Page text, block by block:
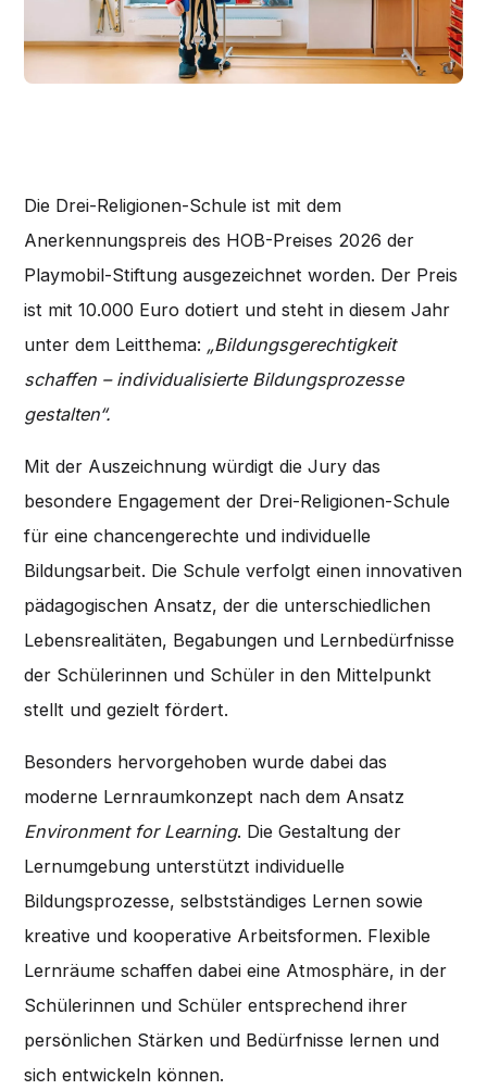
Die Drei-Religionen-Schule ist mit dem
Anerkennungspreis des HOB-Preises 2026 der
Playmobil-Stiftung ausgezeichnet worden. Der Preis
ist mit 10.000 Euro dotiert und steht in diesem Jahr
unter dem Leitthema: „Bildungsgerechtigkeit
schaffen – individualisierte Bildungsprozesse
gestalten“.
Mit der Auszeichnung würdigt die Jury das
besondere Engagement der Drei-Religionen-Schule
für eine chancengerechte und individuelle
Bildungsarbeit. Die Schule verfolgt einen innovativen
pädagogischen Ansatz, der die unterschiedlichen
Lebensrealitäten, Begabungen und Lernbedürfnisse
der Schülerinnen und Schüler in den Mittelpunkt
stellt und gezielt fördert.
Besonders hervorgehoben wurde dabei das
moderne Lernraumkonzept nach dem Ansatz
Environment for Learning. Die Gestaltung der
Lernumgebung unterstützt individuelle
Bildungsprozesse, selbstständiges Lernen sowie
kreative und kooperative Arbeitsformen. Flexible
Lernräume schaffen dabei eine Atmosphäre, in der
Schülerinnen und Schüler entsprechend ihrer
persönlichen Stärken und Bedürfnisse lernen und
sich entwickeln können.